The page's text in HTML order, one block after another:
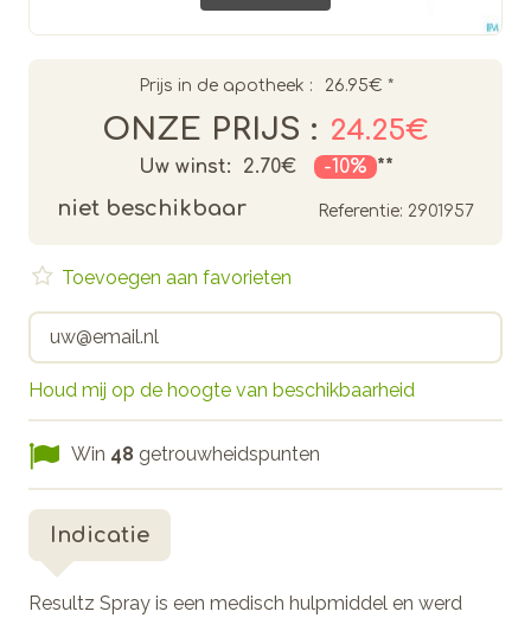
Prijs in de apotheek : 26.95€ *
ONZE PRIJS : 24.25€
Uw winst: 2.70€ -10% **
niet beschikbaar Referentie: 2901957
Houd mij op de hoogte van beschikbaarheid
Toevoegen aan favorieten
Win 48 getrouwheidspunten
Indicatie
Resultz Spray is een medisch hulpmiddel en werd